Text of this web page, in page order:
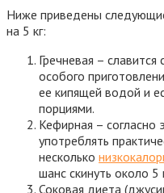
Ниже приведены
на 5 кг:
Гречневая –
особого
ее кипящей водой и
порциями.
Кефирная – согласно
употреблять
несколько
шанс скинуть около 5
Соковая диета